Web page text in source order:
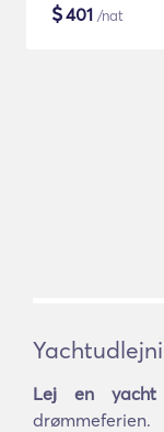
$401 /nat
Lej en yacht